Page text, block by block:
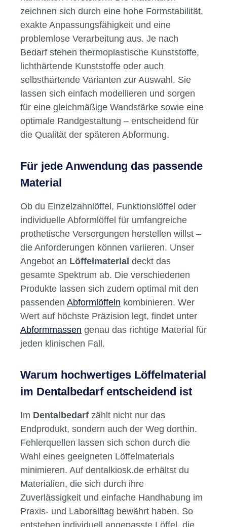
Behandlungsstuhl.
Eigenschaften und Vorteile
moderner Löffelmaterialien
In unserem Sortiment findest du
ausschließlich geprüfte Löffelmaterialien
namhaften Herstellern. Die Materialien
zeichnen sich durch eine hohe Formstabilität,
exakte Anpassungsfähigkeit und eine
problemlose Verarbeitung aus. Je nach
lichthärtende Kunststoffe oder auch
selbsthärtende Varianten zur Auswahl. Sie
für eine gleichmäßige Wandstärke sowie eine
optimale Randgestaltung – entscheidend für
die Qualität der späteren Abformung.
Für jede Anwendung das passende
Material
Ob du Einzelzahnlöffel, Funktionslöffel oder
individuelle Abformlöffel für umfangreiche
prothetische Versorgungen herstellen willst –
die Anforderungen können variieren. Unser
gesamte Spektrum ab. Die verschiedenen
Produkte lassen sich zudem optimal mit den
Wert auf höchste Präzision legt, findet unter
Abformmassengenau das richtige Material für
jeden klinischen Fall.
Warum hochwertiges Löffelmaterial
im Dentalbedarf entscheidend ist
Im Dentalbedarf zählt nicht nur das